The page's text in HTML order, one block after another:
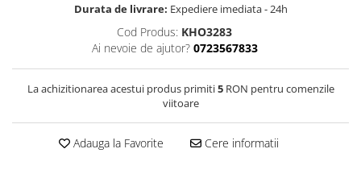
Durata de livrare: Expediere imediata - 24h
Cod Produs: KHO3283
Ai nevoie de ajutor? 0723567833
La achizitionarea acestui produs primiti5RON pentru comenzile
viitoare
Adauga la Favorite Cere informatii